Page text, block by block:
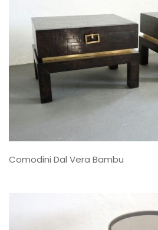
Comodini Dal Vera Bambu